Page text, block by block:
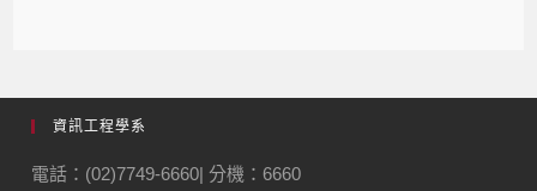
資訊工程學系
電話：(02)7749-6660| 分機：6660